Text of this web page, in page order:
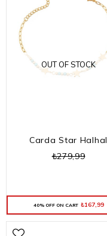
OUT OF STOCK
Carda Star Halhal
₺279,99
40% OFF ON CART ₺167,99